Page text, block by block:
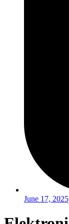
June 17, 2025